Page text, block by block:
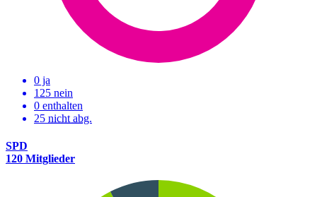
0 ja
125 nein
0 enthalten
25 nicht abg.
SPD
120 Mitglieder